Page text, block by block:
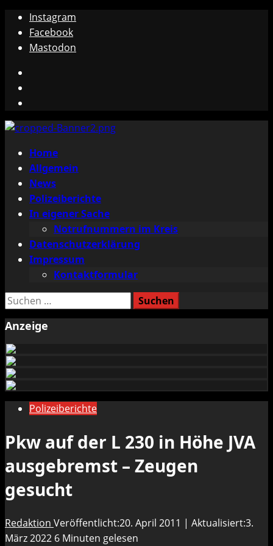
Zum
Inhalt
springen
Instagram
Facebook
Mastodon
Primäres
Menü
Home
Allgemein
News
Polizeiberichte
In eigener Sache
Notrufnummern im Kreis
Datenschutzerklärung
Impressum
Kontaktformular
Suchen
Anzeige
Polizeiberichte
Pkw auf der L 230 in Höhe JVA
ausgebremst – Zeugen
gesucht
Redaktion Veröffentlicht:20. April 2011 | Aktualisiert:3.
März 2022 6 Minuten gelesen